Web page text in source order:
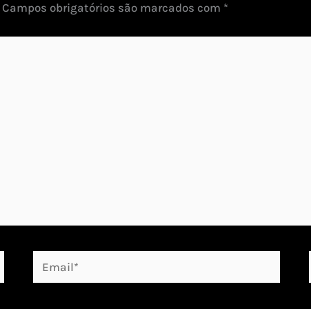
Campos obrigatórios são marcados com *
Email*